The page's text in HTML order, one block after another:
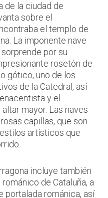
de la ciudad de
sobre el
el templo de
La imponente nave
por su
rosetón de
gótico, uno de los
de la Catedral, así
y el
mayor. Las naves
capillas, que son
artísticos que
incluye también
de Cataluña, a
portalada románica, así